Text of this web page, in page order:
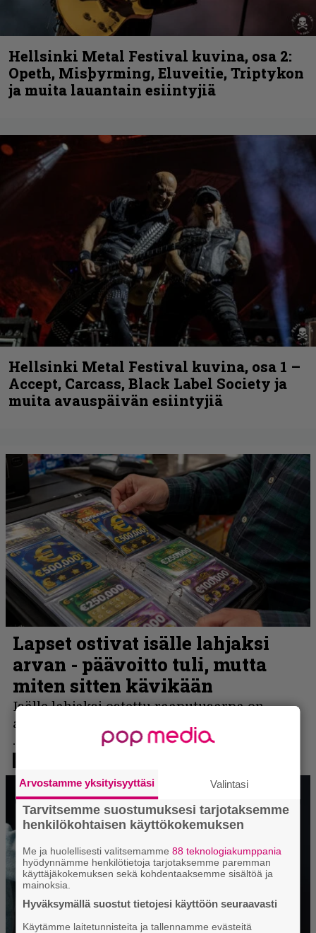
Hellsinki Metal Festival kuvina, osa 2:
Opeth, Misþyrming, Eluveitie, Triptykon
ja muita lauantain esiintyjiä
Hellsinki Metal Festival kuvina, osa 1 –
Accept, Carcass, Black Label Society ja
muita avauspäivän esiintyjiä
Arvostamme yksityisyyttäsi Valintasi
Tarvitsemme suostumuksesi tarjotaksemme
henkilökohtaisen käyttökokemuksen
Me ja huolellisesti valitsemamme88 teknologiakumppania
hyödynnämme henkilötietoja tarjotaksemme paremman
käyttäjäkokemuksen sekä kohdentaaksemme sisältöä ja
mainoksia.
Hyväksymällä suostut tietojesi käyttöön seuraavasti
Käytämme laitetunnisteita ja tallennamme evästeitä